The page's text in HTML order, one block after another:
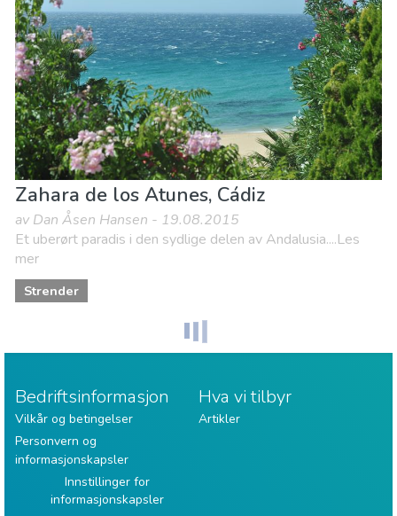
Zahara de los Atunes, Cádiz
av Dan Åsen Hansen - 19.08.2015
Et uberørt paradis i den sydlige delen av Andalusia....Les
mer
Strender
Bedriftsinformasjon
Vilkår og betingelser
Personvern og
informasjonskapsler
Innstillinger for
informasjonskapsler
Hva vi tilbyr
Artikler